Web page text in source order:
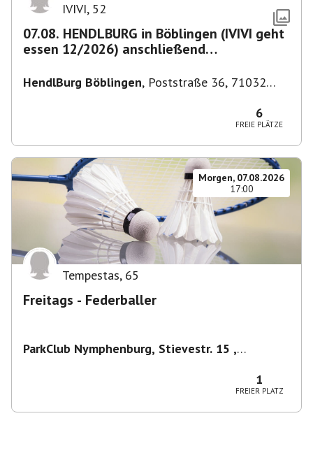
IVIVI, 52
07.08. HENDLBURG in Böblingen (IVIVI geht
essen 12/2026) anschließend
HendlBurg Böblingen, Poststraße 36, 71032
6
FREIE PLÄTZE
Morgen, 07.08.2026
17:00
Tempestas, 65
Freitags - Federballer
ParkClub Nymphenburg, Stievestr. 15 ,
1
FREIER PLATZ